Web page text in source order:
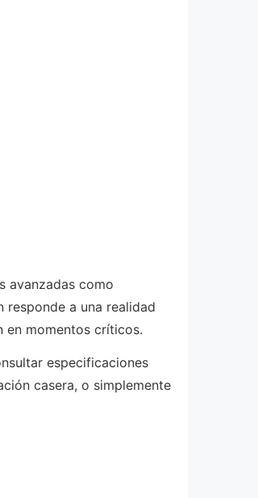
avanzadas como
a una realidad
en momentos críticos.
especificaciones
casera, o simplemente